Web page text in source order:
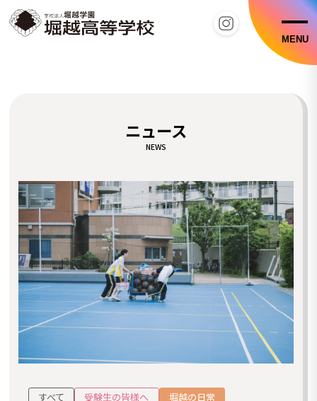
MENU
ニュース
NEWS
すべて 受験生の皆様へ
堀越の日常